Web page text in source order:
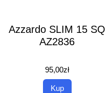
Azzardo SLIM 15 SQ
AZ2836
95,00zł
Kup